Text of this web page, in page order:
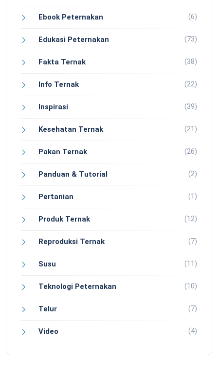
Ebook Peternakan (6)
Edukasi Peternakan (73)
Fakta Ternak (38)
Info Ternak (22)
Inspirasi (39)
Kesehatan Ternak (21)
Pakan Ternak (26)
Panduan & Tutorial (2)
Pertanian (1)
Produk Ternak (12)
Reproduksi Ternak (7)
Susu (11)
Teknologi Peternakan (10)
Telur (7)
Video (4)